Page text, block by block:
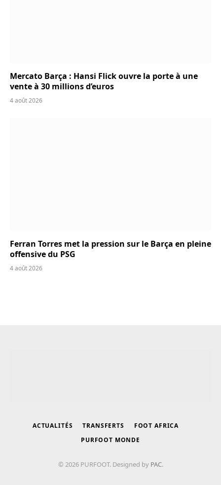
Mercato Barça : Hansi Flick ouvre la porte à une
vente à 30 millions d’euros
4 août 2026
Ferran Torres met la pression sur le Barça en pleine
offensive du PSG
4 août 2026
ACTUALITÉS TRANSFERTS
FOOT AFRICA
PURFOOT MONDE
© 2026 PURFOOT. Designed by PAC.